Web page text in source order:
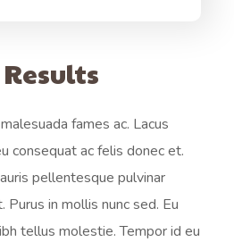
fames ac. Lacus
consequat ac felis donec et.
pellentesque pulvinar
in mollis nunc sed. Eu
tellus molestie. Tempor id eu